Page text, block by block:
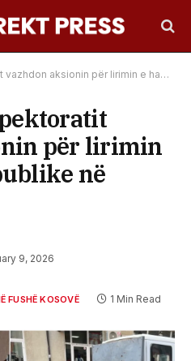
për lirimin e hapësirave publike në Fushë Kosovë
për lirimin
në
9, 2026
FUSHË KOSOVË 1 Min Read